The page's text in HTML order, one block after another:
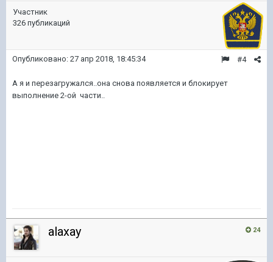
Участник
326 публикаций
#4
Опубликовано: 27 апр 2018, 18:45:34
А я и перезагружался..она снова появляется и блокирует
выполнение 2-ой части..
24
alaxay